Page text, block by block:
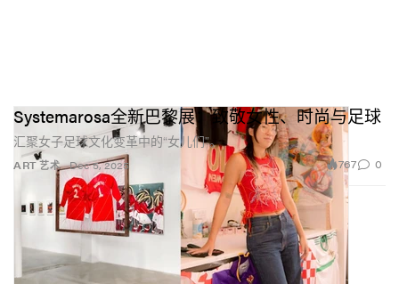
ART 艺术
Systemarosa全新巴黎展：致敬女性、时尚与足球
汇聚女子足球文化变革中的“女儿们”。
Dec 5, 2025 767 0